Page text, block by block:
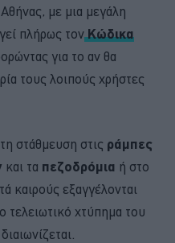
με μια μεγάλη
πλήρως τονΚώδικα
για το αν θα
τους λοιπούς χρήστες
στάθμευση στις ράμπες
και τα πεζοδρόμια ή στο
καιρούς εξαγγέλονται
τελειωτικό χτύπημα του